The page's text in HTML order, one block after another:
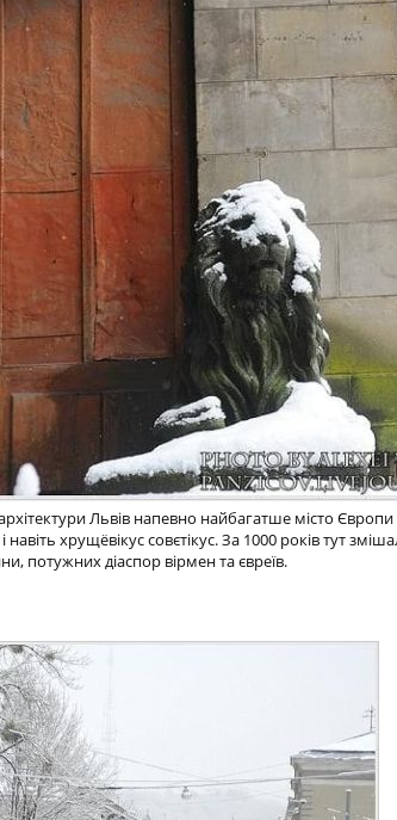
Львів напевно найбагатше місто Європи
навіть хрущёвікус совєтікус. За 1000 років тут
потужних діаспор вірмен та євреїв.